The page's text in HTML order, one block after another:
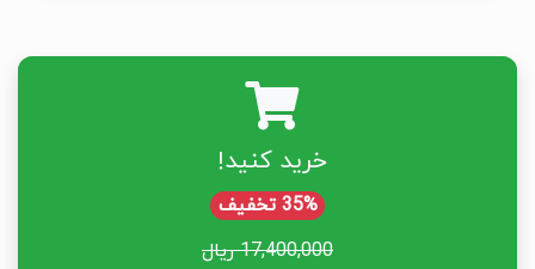
خرید کنید!
35% تخفیف
17,400,000 ریال